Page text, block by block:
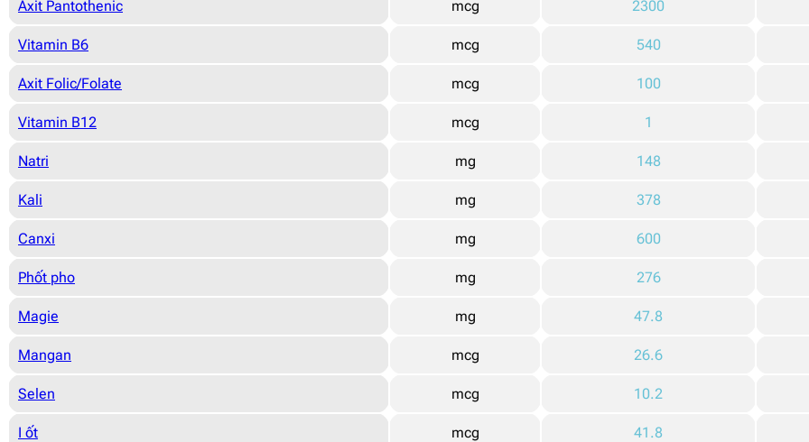
Axit Pantothenic mcg 2300
Vitamin B6 mcg 540
Axit Folic/Folate mcg 100
Vitamin B12 mcg 1
Natri mg 148
Kali mg 378
Canxi mg 600
Phốt pho mg 276
Magie mg 47.8
Mangan mcg 26.6
Selen mcg 10.2
I ốt mcg 41.8